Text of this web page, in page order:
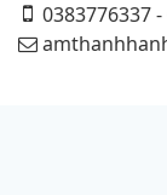
0383776337